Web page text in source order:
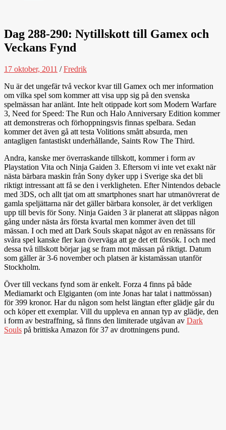
Dag 288-290: Nytillskott till Gamex och
Veckans Fynd
17 oktober, 2011 /Fredrik
Nu är det ungefär två veckor kvar till Gamex och mer information
om vilka spel som kommer att visa upp sig på den svenska
spelmässan har anlänt. Inte helt otippade kort som Modern Warfare
3, Need for Speed: The Run och Halo Anniversary Edition kommer
att demonstreras och förhoppningsvis finnas spelbara. Sedan
kommer det även gå att testa Volitions smått absurda, men
antagligen fantastiskt underhållande, Saints Row The Third.
Andra, kanske mer överraskande tillskott, kommer i form av
Playstation Vita och Ninja Gaiden 3. Eftersom vi inte vet exakt när
nästa bärbara maskin från Sony dyker upp i Sverige ska det bli
riktigt intressant att få se den i verkligheten. Efter Nintendos debacle
med 3DS, och allt tjat om att smartphones snart har utmanövrerat de
gamla speljättarna när det gäller bärbara konsoler, är det verkligen
upp till bevis för Sony. Ninja Gaiden 3 är planerat att släppas någon
gång under nästa års första kvartal men kommer även det till
mässan. I och med att Dark Souls skapat något av en renässans för
svåra spel kanske fler kan överväga att ge det ett försök. I och med
dessa två tillskott börjar jag se fram mot mässan på riktigt. Datum
som gäller är 3-6 november och platsen är kistamässan utanför
Stockholm.
Över till veckans fynd som är enkelt. Forza 4 finns på både
Mediamarkt och Elgiganten (om inte Jonas har talat i nattmössan)
för 399 kronor. Har du någon som helst längtan efter glädje går du
och köper ett exemplar. Vill du uppleva en annan typ av glädje, den
i form av bestraffning, så finns den limiterade utgåvan av Dark
Souls på brittiska Amazon för 37 av drottningens pund.